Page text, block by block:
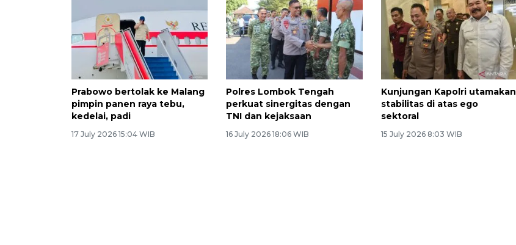
Prabowo bertolak ke Malang
pimpin panen raya tebu,
kedelai, padi
17 July 2026 15:04 WIB
Polres Lombok Tengah
perkuat sinergitas dengan
TNI dan kejaksaan
16 July 2026 18:06 WIB
Kunjungan Kapolri utamakan
stabilitas di atas ego
sektoral
15 July 2026 8:03 WIB
Sidang putusan terdakwa
10 March 2026 12:55 WIB